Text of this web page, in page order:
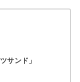
サンド」